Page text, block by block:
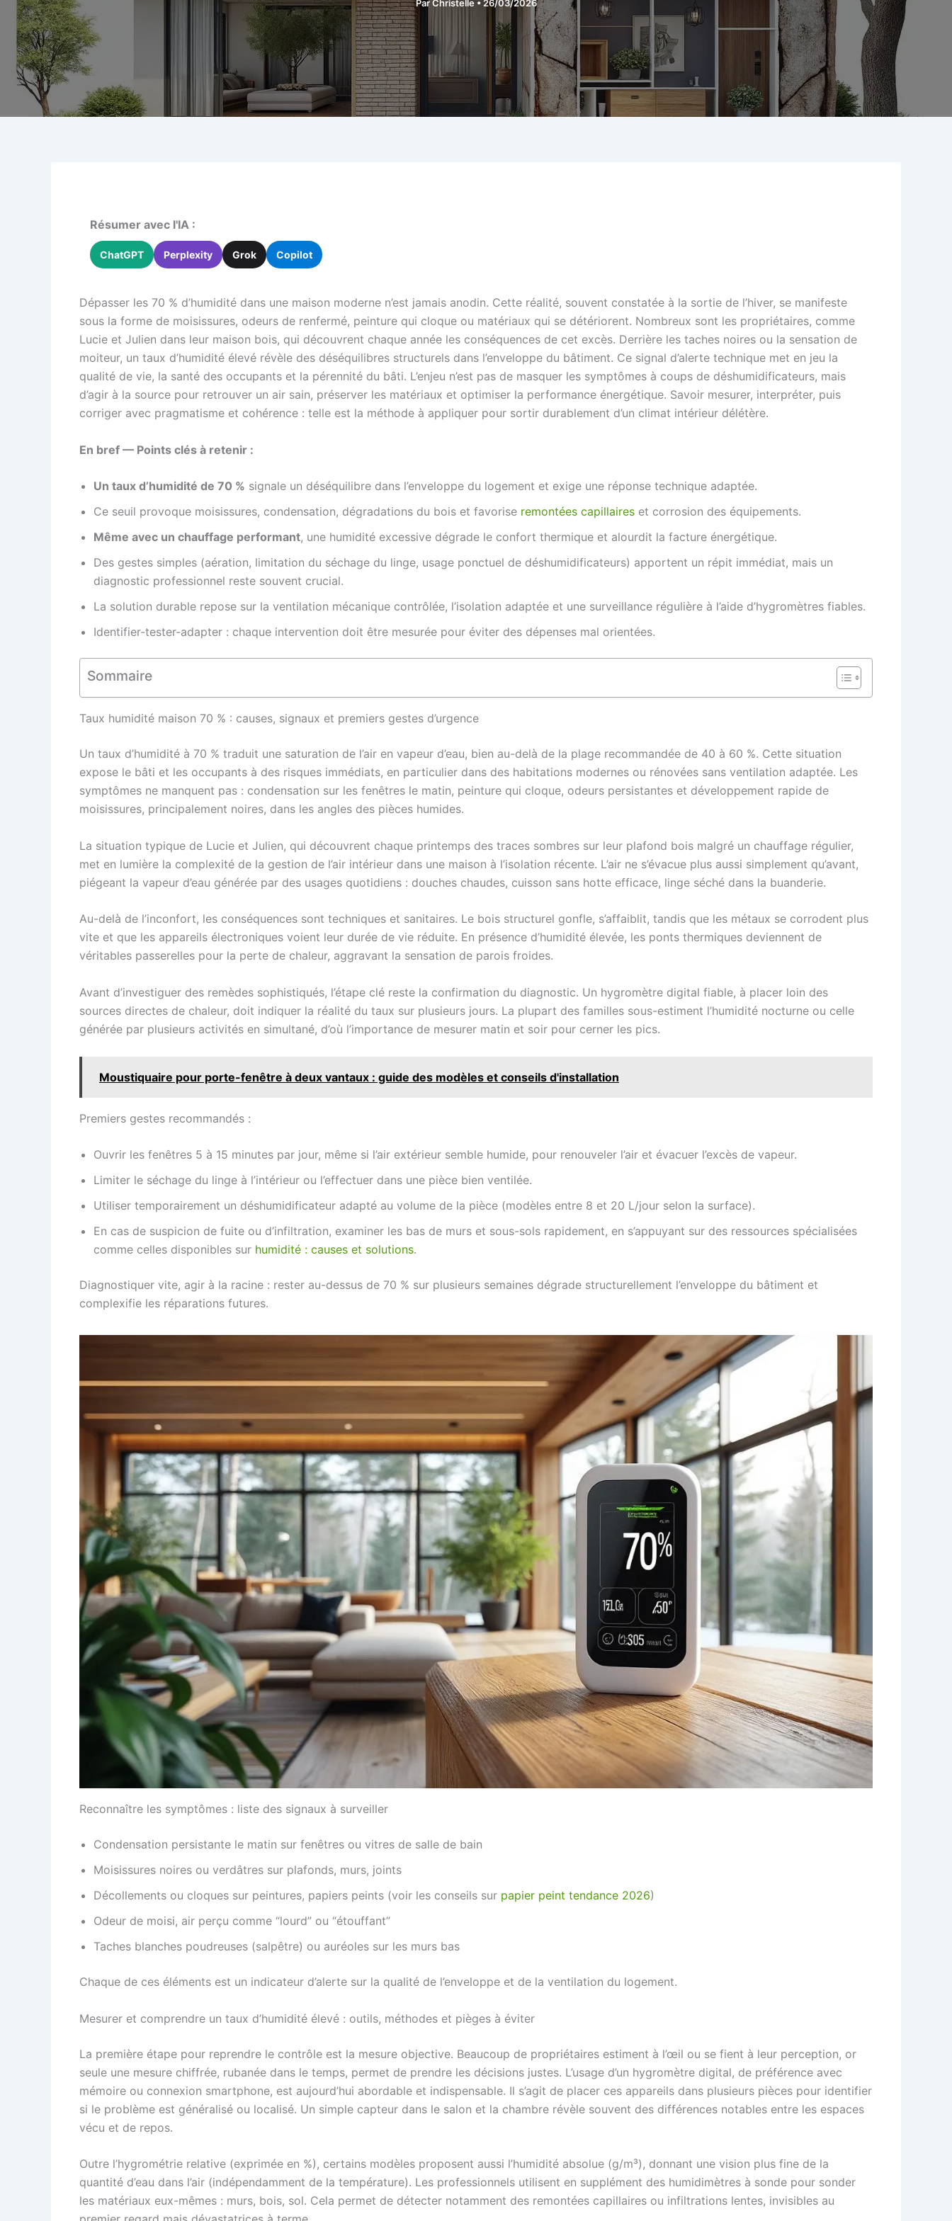
ParChristelle • 26/03/2026
Résumer avec l'IA :
ChatGPT Perplexity Grok Copilot
Dépasser les 70 % d’humidité dans une maison moderne n’est jamais anodin. Cette réalité, souvent constatée à la sortie de l’hiver, se manifeste
sous la forme de moisissures, odeurs de renfermé, peinture qui cloque ou matériaux qui se détériorent. Nombreux sont les propriétaires, comme
Lucie et Julien dans leur maison bois, qui découvrent chaque année les conséquences de cet excès. Derrière les taches noires ou la sensation de
moiteur, un taux d’humidité élevé révèle des déséquilibres structurels dans l’enveloppe du bâtiment. Ce signal d’alerte technique met en jeu la
qualité de vie, la santé des occupants et la pérennité du bâti. L’enjeu n’est pas de masquer les symptômes à coups de déshumidificateurs, mais
d’agir à la source pour retrouver un air sain, préserver les matériaux et optimiser la performance énergétique. Savoir mesurer, interpréter, puis
corriger avec pragmatisme et cohérence : telle est la méthode à appliquer pour sortir durablement d’un climat intérieur délétère.
En bref — Points clés à retenir :
Un taux d’humidité de 70 % signale un déséquilibre dans l’enveloppe du logement et exige une réponse technique adaptée.
Ce seuil provoque moisissures, condensation, dégradations du bois et favorise remontées capillaires et corrosion des équipements.
Même avec un chauffage performant, une humidité excessive dégrade le confort thermique et alourdit la facture énergétique.
Des gestes simples (aération, limitation du séchage du linge, usage ponctuel de déshumidificateurs) apportent un répit immédiat, mais un
diagnostic professionnel reste souvent crucial.
La solution durable repose sur la ventilation mécanique contrôlée, l’isolation adaptée et une surveillance régulière à l’aide d’hygromètres fiables.
Identifier-tester-adapter : chaque intervention doit être mesurée pour éviter des dépenses mal orientées.
Sommaire
Taux humidité maison 70 % : causes, signaux et premiers gestes d’urgence
Un taux d’humidité à 70 % traduit une saturation de l’air en vapeur d’eau, bien au-delà de la plage recommandée de 40 à 60 %. Cette situation
expose le bâti et les occupants à des risques immédiats, en particulier dans des habitations modernes ou rénovées sans ventilation adaptée. Les
symptômes ne manquent pas : condensation sur les fenêtres le matin, peinture qui cloque, odeurs persistantes et développement rapide de
moisissures, principalement noires, dans les angles des pièces humides.
La situation typique de Lucie et Julien, qui découvrent chaque printemps des traces sombres sur leur plafond bois malgré un chauffage régulier,
met en lumière la complexité de la gestion de l’air intérieur dans une maison à l’isolation récente. L’air ne s’évacue plus aussi simplement qu’avant,
piégeant la vapeur d’eau générée par des usages quotidiens : douches chaudes, cuisson sans hotte efficace, linge séché dans la buanderie.
Au-delà de l’inconfort, les conséquences sont techniques et sanitaires. Le bois structurel gonfle, s’affaiblit, tandis que les métaux se corrodent plus
vite et que les appareils électroniques voient leur durée de vie réduite. En présence d’humidité élevée, les ponts thermiques deviennent de
véritables passerelles pour la perte de chaleur, aggravant la sensation de parois froides.
Avant d’investiguer des remèdes sophistiqués, l’étape clé reste la confirmation du diagnostic. Un hygromètre digital fiable, à placer loin des
sources directes de chaleur, doit indiquer la réalité du taux sur plusieurs jours. La plupart des familles sous-estiment l’humidité nocturne ou celle
générée par plusieurs activités en simultané, d’où l’importance de mesurer matin et soir pour cerner les pics.
Moustiquaire pour porte-fenêtre à deux vantaux : guide des modèles et conseils d'installation
Premiers gestes recommandés :
Ouvrir les fenêtres 5 à 15 minutes par jour, même si l’air extérieur semble humide, pour renouveler l’air et évacuer l’excès de vapeur.
Limiter le séchage du linge à l’intérieur ou l’effectuer dans une pièce bien ventilée.
Utiliser temporairement un déshumidificateur adapté au volume de la pièce (modèles entre 8 et 20 L/jour selon la surface).
En cas de suspicion de fuite ou d’infiltration, examiner les bas de murs et sous-sols rapidement, en s’appuyant sur des ressources spécialisées
comme celles disponibles sur humidité : causes et solutions.
Diagnostiquer vite, agir à la racine : rester au-dessus de 70 % sur plusieurs semaines dégrade structurellement l’enveloppe du bâtiment et
complexifie les réparations futures.
Reconnaître les symptômes : liste des signaux à surveiller
Condensation persistante le matin sur fenêtres ou vitres de salle de bain
Moisissures noires ou verdâtres sur plafonds, murs, joints
Décollements ou cloques sur peintures, papiers peints (voir les conseils sur papier peint tendance 2026)
Odeur de moisi, air perçu comme “lourd” ou “étouffant”
Taches blanches poudreuses (salpêtre) ou auréoles sur les murs bas
Chaque de ces éléments est un indicateur d’alerte sur la qualité de l’enveloppe et de la ventilation du logement.
Mesurer et comprendre un taux d’humidité élevé : outils, méthodes et pièges à éviter
La première étape pour reprendre le contrôle est la mesure objective. Beaucoup de propriétaires estiment à l’œil ou se fient à leur perception, or
seule une mesure chiffrée, rubanée dans le temps, permet de prendre les décisions justes. L’usage d’un hygromètre digital, de préférence avec
mémoire ou connexion smartphone, est aujourd’hui abordable et indispensable. Il s’agit de placer ces appareils dans plusieurs pièces pour identifier
si le problème est généralisé ou localisé. Un simple capteur dans le salon et la chambre révèle souvent des différences notables entre les espaces
vécu et de repos.
Outre l’hygrométrie relative (exprimée en %), certains modèles proposent aussi l’humidité absolue (g/m³), donnant une vision plus fine de la
quantité d’eau dans l’air (indépendamment de la température). Les professionnels utilisent en supplément des humidimètres à sonde pour sonder
les matériaux eux-mêmes : murs, bois, sol. Cela permet de détecter notamment des remontées capillaires ou infiltrations lentes, invisibles au